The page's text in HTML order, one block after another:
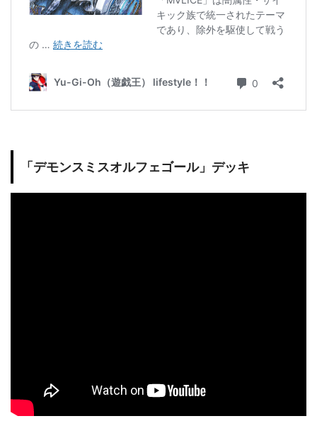
「デモンスミスオルフェゴール」デッキ